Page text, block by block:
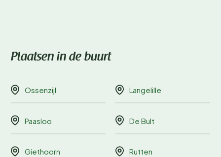
Plaatsen in de buurt
Ossenzijl Langelille
Paasloo De Bult
Giethoorn Rutten